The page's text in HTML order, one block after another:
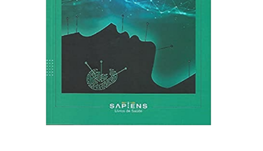
R$ 100,00